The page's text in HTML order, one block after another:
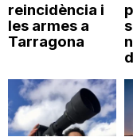
reincidència i
les armes a
Tarragona